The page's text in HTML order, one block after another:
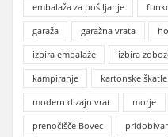
embalaža za pošiljanje
garaža
garažna vrata
izbira embalaže
izbira
kampiranje
kartonske škatle
modern dizajn vrat
morje
prenočišče Bovec